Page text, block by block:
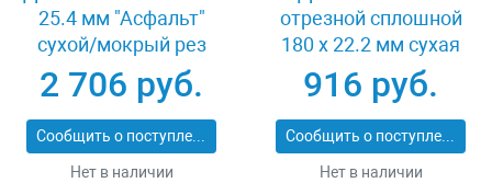
25.4 мм "Асфальт"
сухой/мокрый рез
Сибртех 731013
2 706 руб.
Сообщить о поступлении
Нет в наличии
отрезной сплошной
180 х 22.2 мм сухая
резка Matrix
Professional 73128
916 руб.
Сообщить о поступлении
Нет в наличии